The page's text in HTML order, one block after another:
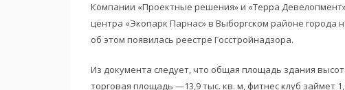
Компании «Проектные решения» и «Терра
центра «Экопарк Парнас» в Выборгском районе города
об этом появилась реестре Госстройнадзора.
Из документа следует, что общая площадь здания
торговая площадь —13,9 тыс. кв. м, фитнес клуб займет